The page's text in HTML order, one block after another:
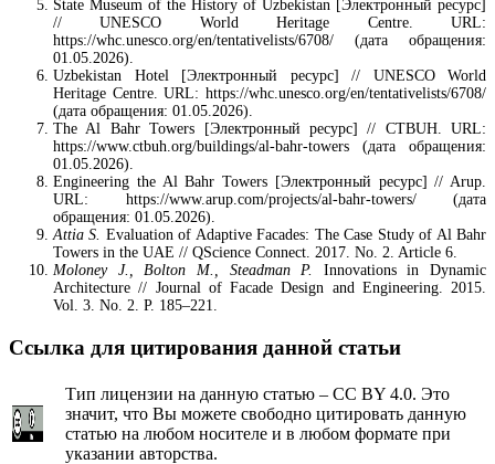
State Museum of the History of Uzbekistan [Электронный ресурс]
// UNESCO World Heritage Centre. URL:
https://whc.unesco.org/en/tentativelists/6708/ (дата обращения:
01.05.2026).
Uzbekistan Hotel [Электронный ресурс] // UNESCO World
Heritage Centre. URL: https://whc.unesco.org/en/tentativelists/6708/
(дата обращения: 01.05.2026).
The Al Bahr Towers [Электронный ресурс] // CTBUH. URL:
https://www.ctbuh.org/buildings/al-bahr-towers (дата обращения:
01.05.2026).
Engineering the Al Bahr Towers [Электронный ресурс] // Arup.
URL: https://www.arup.com/projects/al-bahr-towers/ (дата
обращения: 01.05.2026).
Attia S. Evaluation of Adaptive Facades: The Case Study of Al Bahr
Towers in the UAE // QScience Connect. 2017. No. 2. Article 6.
Moloney J., Bolton M., Steadman P.
Innovations in Dynamic
Architecture // Journal of Facade Design and Engineering. 2015.
Vol. 3. No. 2. P. 185–221.
Ссылка для цитирования данной статьи
Тип лицензии на данную статью – CC BY 4.0. Это
значит, что Вы можете свободно цитировать данную
статью на любом носителе и в любом формате при
указании авторства.